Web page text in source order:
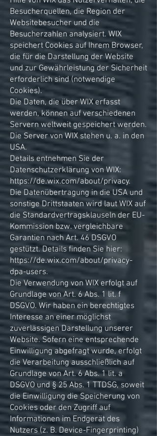
Besucherquellen, die Region der
Websitebesucher und die
Besucherzahlen analysiert. WIX
speichert Cookies auf Ihrem Browser,
die für die Darstellung der Website
und zur Gewährleistung der Sicherheit
erforderlich sind (notwendige
Cookies).
Die Daten, die über WIX erfasst
werden, können auf verschiedenen
Servern weltweit gespeichert werden.
Die Server von WIX stehen u. a. in den
USA.
Details entnehmen Sie der
Datenschutzerklärung von WIX:
https://de.wix.com/about/privacy.
Die Datenübertragung in die USA und
sonstige Drittstaaten wird laut WIX auf
die Standardvertragsklauseln der EU-
Kommission bzw. vergleichbare
Garantien nach Art. 46 DSGVO
gestützt. Details finden Sie hier:
https://de.wix.com/about/privacy-
dpa-users.
Die Verwendung von WIX erfolgt auf
Grundlage von Art. 6 Abs. 1 lit. f
DSGVO. Wir haben ein berechtigtes
Interesse an einer möglichst
zuverlässigen Darstellung unserer
Website. Sofern eine entsprechende
Einwilligung abgefragt wurde, erfolgt
die Verarbeitung ausschließlich auf
Grundlage von Art. 6 Abs. 1 lit. a
DSGVO und § 25 Abs. 1 TTDSG, soweit
die Einwilligung die Speicherung von
Cookies oder den Zugriff auf
Informationen im Endgerät des
Nutzers (z. B. Device-Fingerprinting)